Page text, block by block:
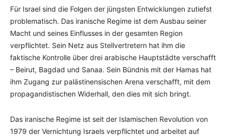
Für Israel sind die Folgen der jüngsten Entwicklungen zutiefst
problematisch. Das iranische Regime ist dem Ausbau seiner
Macht und seines Einflusses in der gesamten Region
verpflichtet. Sein Netz aus Stellvertretern hat ihm die
faktische Kontrolle über drei arabische Hauptstädte verschafft
– Beirut, Bagdad und Sanaa. Sein Bündnis mit der Hamas hat
ihm Zugang zur palästinensischen Arena verschafft, mit dem
propagandistischen Widerhall, den dies mit sich bringt.
Das iranische Regime ist seit der Islamischen Revolution von
1979 der Vernichtung Israels verpflichtet und arbeitet auf